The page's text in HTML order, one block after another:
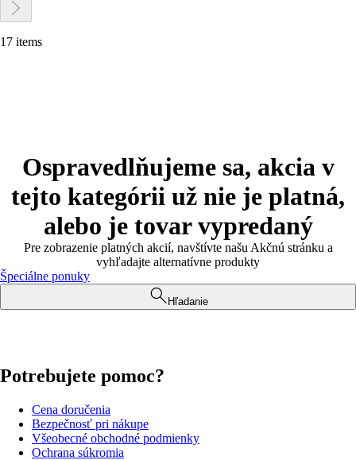
17 items
Ospravedlňujeme sa, akcia v
tejto kategórii už nie je platná,
alebo je tovar vypredaný
Pre zobrazenie platných akcií, navštívte našu Akčnú stránku a
vyhľadajte alternatívne produkty
Špeciálne ponuky
Hľadanie
Potrebujete pomoc?
Cena doručenia
Bezpečnosť pri nákupe
Všeobecné obchodné podmienky
Ochrana súkromia